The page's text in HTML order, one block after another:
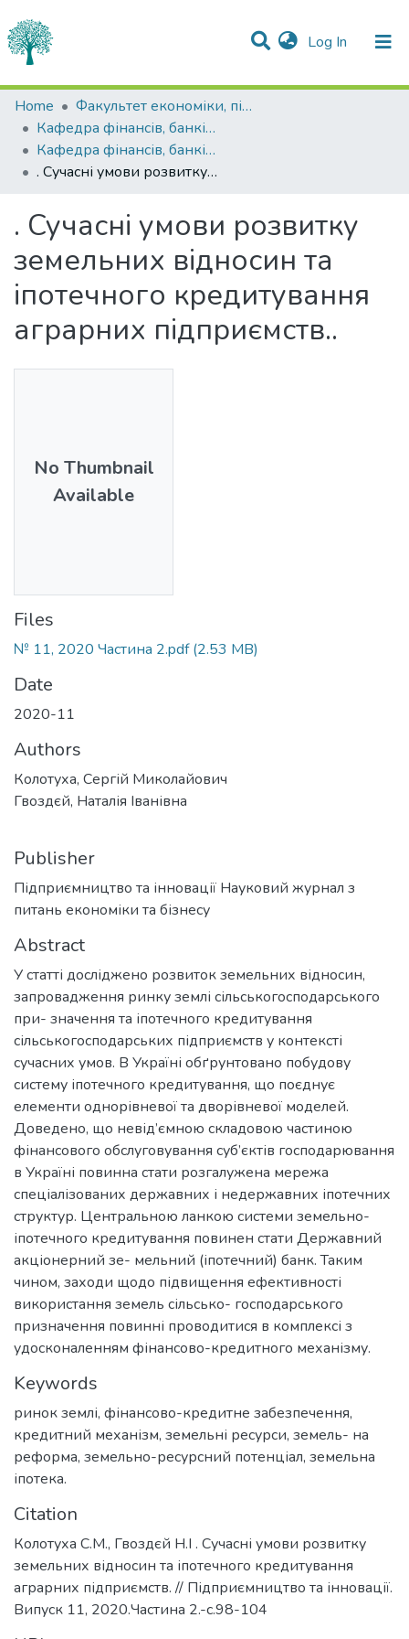
Log In (current)
Statistics
Communities & Collections
All of DSpace
Home
Факультет економіки, підприємництва та інформаційних технологій
Кафедра фінансів, банківської справи та страхування
Кафедра фінансів, банківської справи та страхування
. Сучасні умови розвитку земельних відносин та іпотечного кредитування аграрних підприємств..
. Сучасні умови розвитку
земельних відносин та
іпотечного кредитування
аграрних підприємств..
No Thumbnail
Available
Files
№ 11, 2020 Частина 2.pdf (2.53 MB)
Date
2020-11
Authors
Колотуха, Сергій Миколайович
Гвоздєй, Наталія Іванівна
Publisher
Підприємництво та інновації Науковий журнал з
питань економіки та бізнесу
Abstract
У статті досліджено розвиток земельних відносин,
запровадження ринку землі сільськогосподарського
при- значення та іпотечного кредитування
сільськогосподарських підприємств у контексті
сучасних умов. В Україні обґрунтовано побудову
систему іпотечного кредитування, що поєднує
елементи однорівневої та дворівневої моделей.
Доведено, що невід’ємною складовою частиною
фінансового обслуговування суб’єктів господарювання
в Україні повинна стати розгалужена мережа
спеціалізованих державних і недержавних іпотечних
структур. Центральною ланкою системи земельно-
іпотечного кредитування повинен стати Державний
акціонерний зе- мельний (іпотечний) банк. Таким
чином, заходи щодо підвищення ефективності
використання земель сільсько- господарського
призначення повинні проводитися в комплексі з
удосконаленням фінансово-кредитного механізму.
Keywords
ринок землі, фінансово-кредитне забезпечення,
кредитний механізм, земельні ресурси, земель- на
реформа, земельно-ресурсний потенціал, земельна
іпотека.
Citation
Колотуха С.М., Гвоздєй Н.І . Сучасні умови розвитку
земельних відносин та іпотечного кредитування
аграрних підприємств. // Підприємництво та інновації.
Випуск 11, 2020.Частина 2.-с.98-104